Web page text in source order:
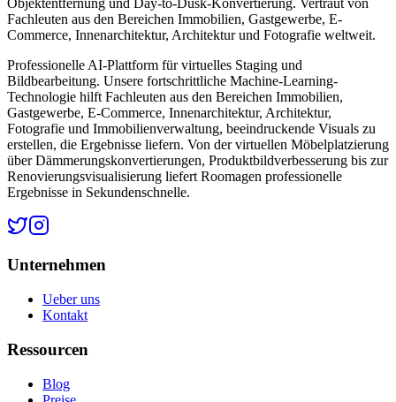
Fachleuten aus den Bereichen Immobilien, Gastgewerbe, E-
Commerce, Innenarchitektur, Architektur und Fotografie weltweit.
Professionelle AI-Plattform für virtuelles Staging und
Bildbearbeitung. Unsere fortschrittliche Machine-Learning-
Technologie hilft Fachleuten aus den Bereichen Immobilien,
Gastgewerbe, E-Commerce, Innenarchitektur, Architektur,
Fotografie und Immobilienverwaltung, beeindruckende Visuals zu
erstellen, die Ergebnisse liefern. Von der virtuellen Möbelplatzierung
über Dämmerungskonvertierungen, Produktbildverbesserung bis zur
Renovierungsvisualisierung liefert Roomagen professionelle
Ergebnisse in Sekundenschnelle.
Unternehmen
Ueber uns
Kontakt
Ressourcen
Blog